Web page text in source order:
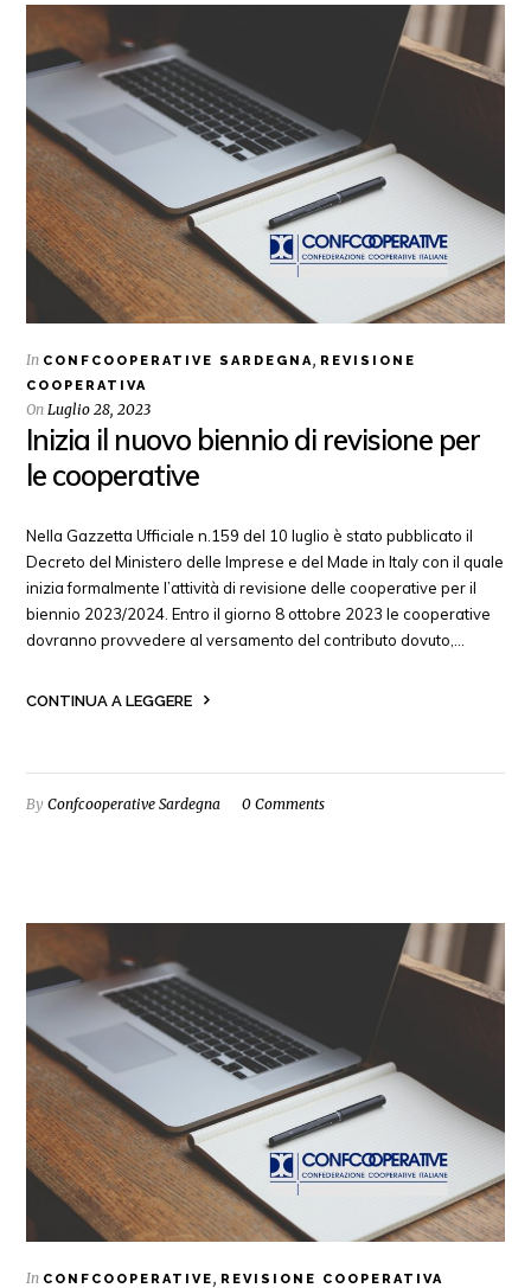
In CONFCOOPERATIVE SARDEGNA, REVISIONE
COOPERATIVA
OnLuglio 28, 2023
Inizia il nuovo biennio di revisione per
le cooperative
Nella Gazzetta Ufficiale n.159 del 10 luglio è stato pubblicato il
Decreto del Ministero delle Imprese e del Made in Italy con il quale
inizia formalmente l’attività di revisione delle cooperative per il
biennio 2023/2024. Entro il giorno 8 ottobre 2023 le cooperative
dovranno provvedere al versamento del contributo dovuto,…
CONTINUA A LEGGERE
ByConfcooperative Sardegna 0 Comments
In CONFCOOPERATIVE, REVISIONE COOPERATIVA